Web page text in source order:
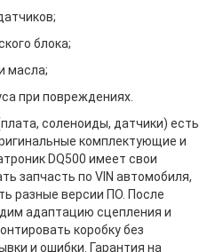
блока;
масла;
при повреждениях.
соленоиды, датчики) есть
комплектующие и
DQ500 имеет свои
запчасть по VIN автомобиля,
разные версии ПО. После
адаптацию сцепления и
коробку без
и ошибки. Гарантия на